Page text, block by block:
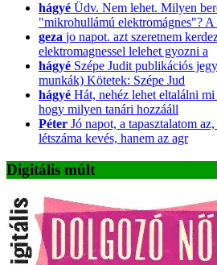
hágyé Üdv. Nem lehet. Milyen
"mikrohullámú elektromágnes"?
geza jo napot. azt szeretnem
elektromagnessel lelehet gyozni a
hágyé Szépe Judit publikációs
munkák) Kötetek: Szépe Jud
hágyé Hát, nehéz lehet eltalálni
hogy milyen tanári hozzááll
Péter Jó napot, a tapasztalatom
létszáma kevés, hanem az agr
Digitális múlt